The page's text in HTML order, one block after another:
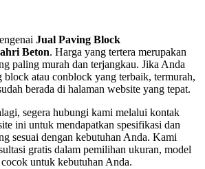
Jual Paving Block
Beton. Harga yang tertera merupakan
paling murah dan terjangkau. Jika Anda
block atau conblock yang terbaik, termurah,
berada di halaman website yang tepat.
segera hubungi kami melalui kontak
ini untuk mendapatkan spesifikasi dan
sesuai dengan kebutuhan Anda. Kami
gratis dalam pemilihan ukuran, model
untuk kebutuhan Anda.